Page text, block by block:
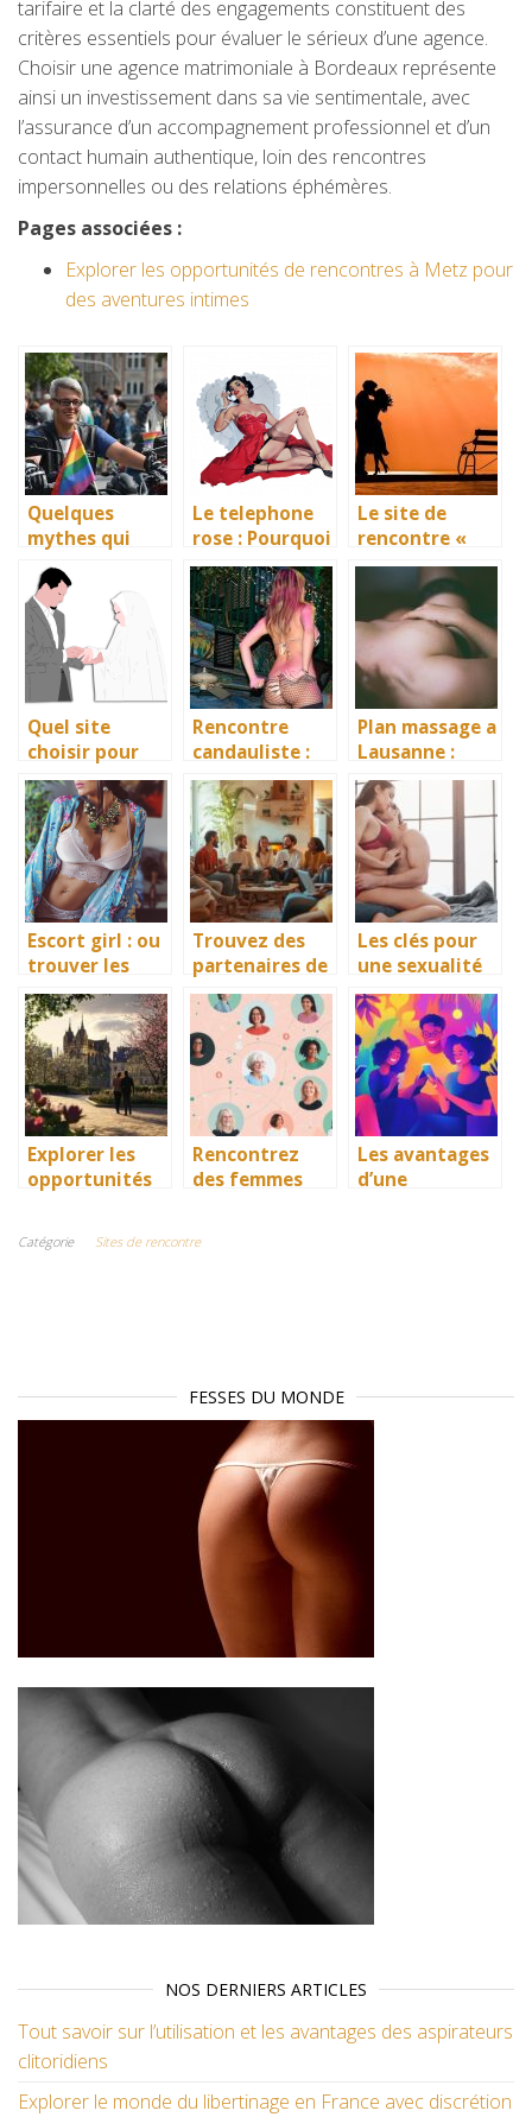
tarifaire et la clarté des engagements constituent des
critères essentiels pour évaluer le sérieux d’une agence.
Choisir une agence matrimoniale à Bordeaux représente
ainsi un investissement dans sa vie sentimentale, avec
l’assurance d’un accompagnement professionnel et d’un
contact humain authentique, loin des rencontres
impersonnelles ou des relations éphémères.
Pages associées :
Explorer les opportunités de rencontres à Metz pour
des aventures intimes
Quelques
mythes qui
entourent les
relations avec
les
transsexuels
Le telephone
rose : Pourquoi
les hommes
preferent
cette
plateforme ?
Le site de
rencontre «
NousLibertins
» reste le plus
fiable de la
liste
Quel site
choisir pour
des rencontres
musulmanes ?
Rencontre
candauliste :
un nouveau
fantasme pour
les couples
Plan massage a
Lausanne :
quand le sexe
et le bien-etre
ne font qu’un
Escort girl : ou
trouver les
meilleures et
comment bien
faire son choix
?
Trouvez des
partenaires de
discussion
pour adultes
sans
inscription
Les clés pour
une sexualité
épanouie et
sans tabous
Explorer les
opportunités
des aventures
Rencontrez
des femmes
grâce à cette
Les avantages
d’une
Catégorie Sites de rencontre
FESSES DU MONDE
NOS DERNIERS ARTICLES
Tout savoir sur l’utilisation et les avantages des aspirateurs
clitoridiens
Explorer le monde du libertinage en France avec discrétion